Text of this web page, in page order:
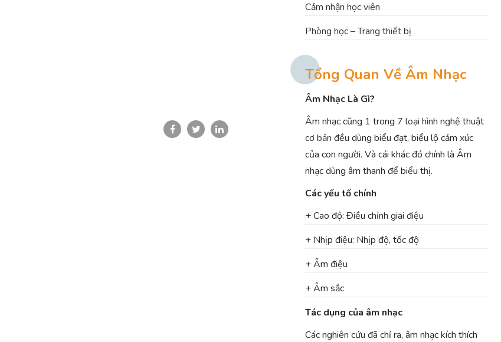
Cảm nhận học viên
Phòng học – Trang thiết bị
Tổng Quan Về Âm Nhạc
Âm Nhạc Là Gì?
Âm nhạc cũng 1 trong 7 loại hình nghệ thuật
cơ bản đều dùng biểu đạt, biểu lộ cảm xúc
của con người. Và cái khác đó chính là Âm
nhạc dùng âm thanh để biểu thị.
Các yếu tố chính
+ Cao độ: Điều chỉnh giai điệu
+ Nhịp điệu: Nhịp độ, tốc độ
+ Âm điệu
+ Âm sắc
Tác dụng của âm nhạc
Các nghiên cứu đã chỉ ra, âm nhạc kích thích